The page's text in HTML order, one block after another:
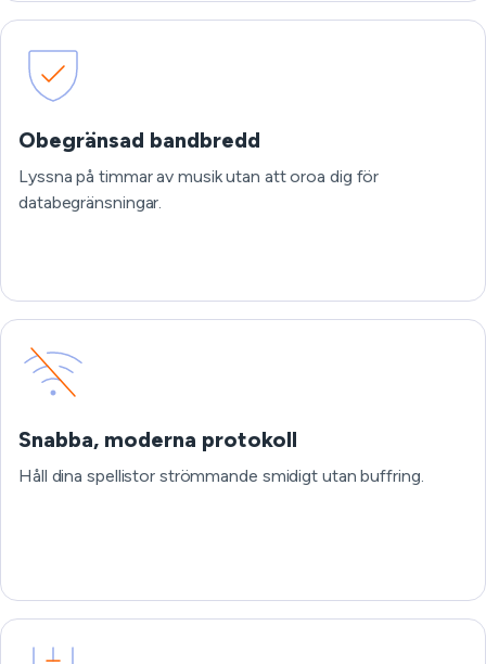
Obegränsad bandbredd
Lyssna på timmar av musik utan att oroa dig för
databegränsningar.
Snabba, moderna protokoll
Håll dina spellistor strömmande smidigt utan buffring.